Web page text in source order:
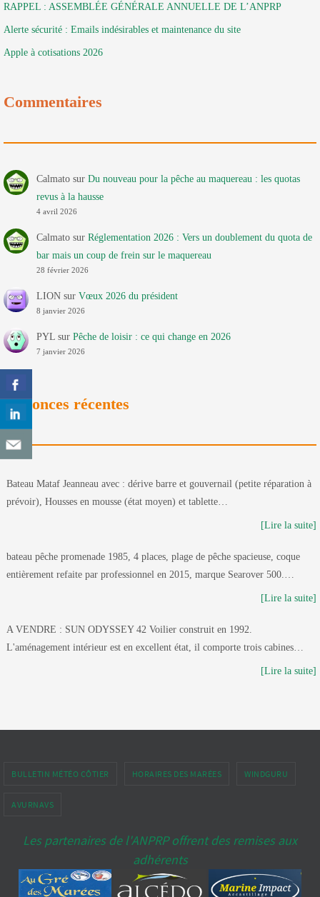
RAPPEL : ASSEMBLÉE GÉNÉRALE ANNUELLE DE L’ANPRP
Alerte sécurité : Emails indésirables et maintenance du site
Apple à cotisations 2026
Commentaires
Calmatosur Du nouveau pour la pêche au maquereau : les quotas
revus à la hausse
4 avril 2026
Calmatosur Réglementation 2026 : Vers un doublement du quota de
bar mais un coup de frein sur le maquereau
28 février 2026
LIONsur Vœux 2026 du président
8 janvier 2026
PYLsur Pêche de loisir : ce qui change en 2026
7 janvier 2026
Annonces récentes
Bateau Mataf Jeanneau avec : dérive barre et gouvernail (petite réparation à
prévoir), Housses en mousse (état moyen) et tablette…
[Lire la suite]
bateau pêche promenade 1985, 4 places, plage de pêche spacieuse, coque
entièrement refaite par professionnel en 2015, marque Searover 500.…
[Lire la suite]
A VENDRE : SUN ODYSSEY 42 Voilier construit en 1992.
L'aménagement intérieur est en excellent état, il comporte trois cabines…
[Lire la suite]
BULLETIN MÉTÉO CÔTIER HORAIRES DES MARÉES WINDGURU
AVURNAVS
Les partenaires de l'ANPRP offrent des remises aux
adhérents